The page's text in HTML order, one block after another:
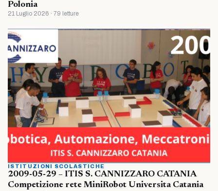
Polonia
21 Luglio 2026 · 79 letture
ISTITUZIONI SCOLASTICHE
2009-05-29 – ITIS S. CANNIZZARO CATANIA
Competizione rete MiniRobot Universita Catania